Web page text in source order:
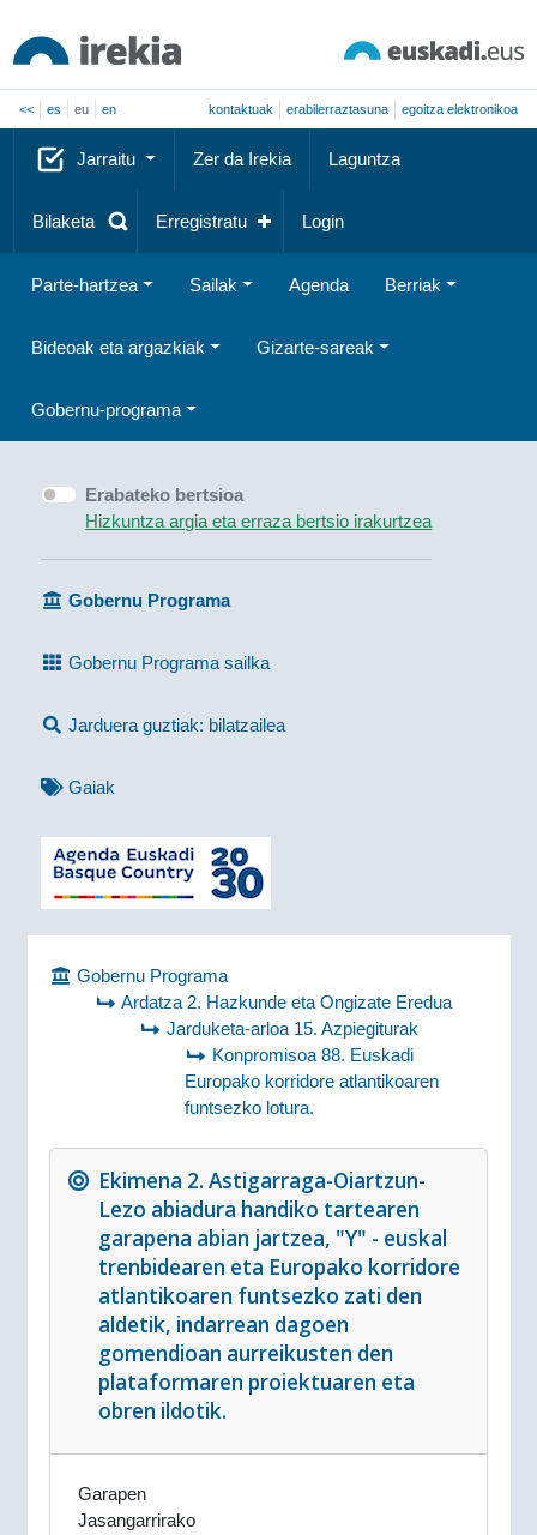
<< es eu en kontaktuak erabilerraztasuna egoitza elektronikoa
Jarraitu Zer da Irekia Laguntza
Bilaketa Erregistratu Login
Parte-hartzea Sailak Agenda Berriak
Bideoak eta argazkiak Gizarte-sareak
Gobernu-programa
Erabateko bertsioa
Hizkuntza argia eta erraza bertsio irakurtzea
Gobernu Programa
Gobernu Programa sailka
Jarduera guztiak: bilatzailea
Gaiak
Gobernu Programa
Ardatza 2. Hazkunde eta Ongizate Eredua
Jarduketa-arloa 15. Azpiegiturak
Konpromisoa 88. Euskadi
Europako korridore atlantikoaren
funtsezko lotura.
Ekimena 2. Astigarraga-Oiartzun-
Lezo abiadura handiko tartearen
garapena abian jartzea, "Y" - euskal
trenbidearen eta Europako korridore
atlantikoaren funtsezko zati den
aldetik, indarrean dagoen
gomendioan aurreikusten den
plataformaren proiektuaren eta
obren ildotik.
Garapen
Jasangarrirako